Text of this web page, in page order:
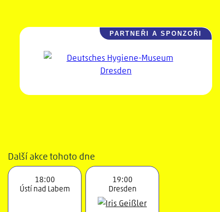
Další akce tohoto dne
18:00
Ústí nad Labem
19:00
Dresden